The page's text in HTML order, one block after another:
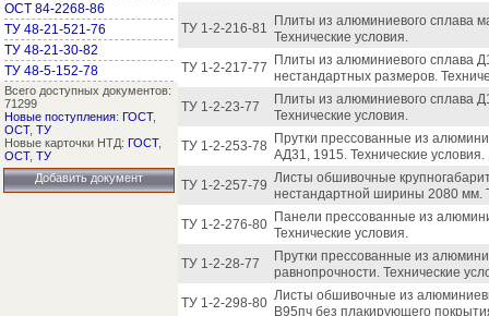
ОСТ 84-2268-86
ТУ 48-21-521-76
ТУ 48-21-30-82
ТУ 48-5-152-78
Всего доступных документов:
71299
Новые поступления: ГОСТ,
ОСТ, ТУ
Новые карточки НТД: ГОСТ,
ОСТ, ТУ
Добавить документ
ТУ 1-2-216-81
Плиты из алюминиевого сплава
Технические условия.
ТУ 1-2-217-77
Плиты из алюминиевого сплава
нестандартных размеров.
ТУ 1-2-23-77
Плиты из алюминиевого сплава
Технические условия.
ТУ 1-2-253-78
Прутки прессованные из
АД31, 1915. Технические условия.
ТУ 1-2-257-79 Листы обшивочные
нестандартной ширины 2080 мм.
ТУ 1-2-276-80 Панели прессованные из
Технические условия.
ТУ 1-2-28-77
Прутки прессованные из
равнопрочности. Технические
ТУ 1-2-298-80 Листы обшивочные из
В95пч без плакирующего